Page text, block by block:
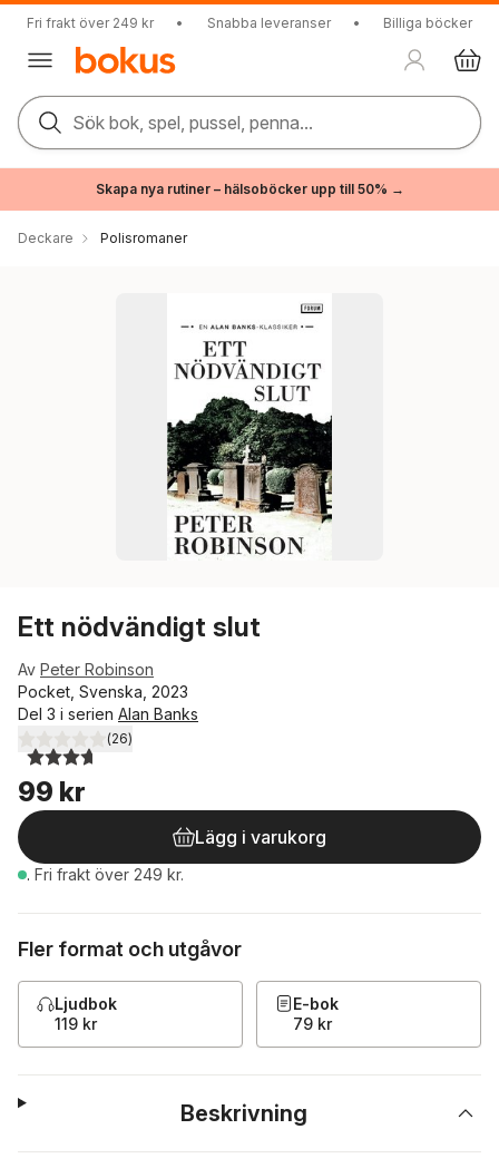
Fri frakt över 249 kr • Snabba leveranser • Billiga böcker
Sök bok, spel, pussel, penna...
Skapa nya rutiner – hälsoböcker upp till 50% →
Deckare Polisromaner
Ett nödvändigt slut
Av Peter Robinson
Pocket, Svenska, 2023
Del 3 i serien Alan Banks
3,7utav 5 stjärnor. Totalt antal röster:
(26)
99 kr
Lägg i varukorg
. Fri frakt över 249 kr.
Fler format och utgåvor
Ljudbok
119 kr
E-bok
79 kr
Beskrivning